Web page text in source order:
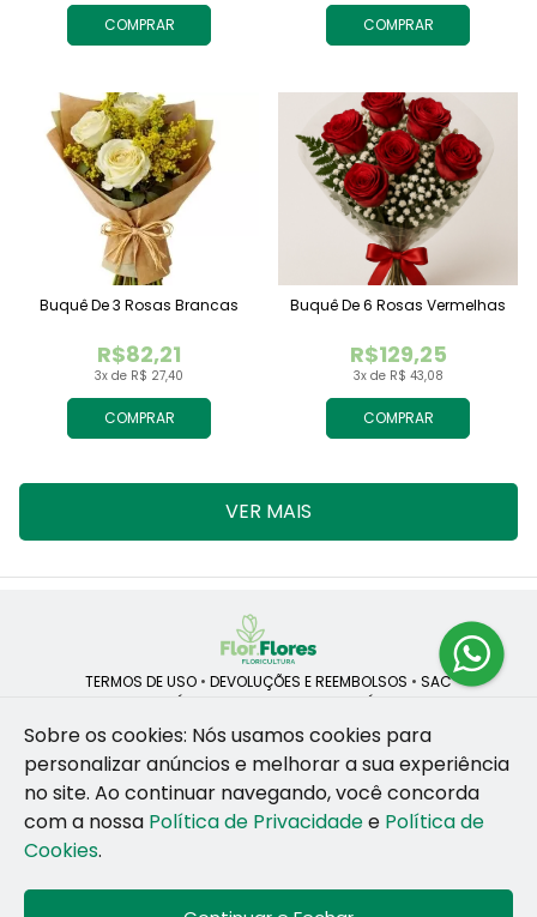
COMPRAR COMPRAR
COMPRAR
3x de R$ 27,40
R$82,21
Buquê De 3 Rosas Brancas
COMPRAR
3x de R$ 43,08
R$129,25
Buquê De 6 Rosas Vermelhas
VER MAIS
TERMOS DE USO • DEVOLUÇÕES E REEMBOLSOS • SAC
POLÍTICA DE PRIVACIDADE POLÍTICA DE COOKIES
ROSANE CRISTINA LINS DE VESCONCELOS | CNPJ: 55.381.783/0001-92
CAIS SANTA RITA, no SN, BOX 34-35, Sao Jose - Recife - PE - 50020-
© 2024-2026 - Todos os direitos reservados - Desenvolvido por
Sobre os cookies: Nós usamos cookies para
personalizar anúncios e melhorar a sua experiência
no site. Ao continuar navegando, você concorda
com a nossa Política de Privacidadee Política de
Cookies.